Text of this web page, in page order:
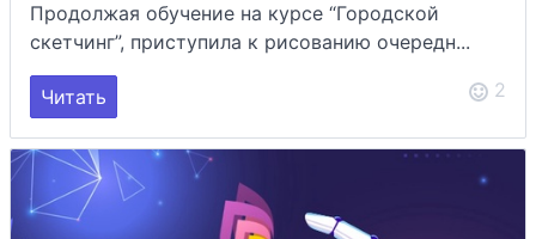
Продолжая обучение на курсе “Городской
скетчинг”, приступила к рисованию очередн...
Читать 2